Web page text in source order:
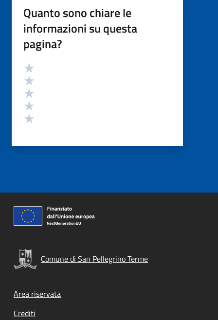
Quanto sono chiare le
informazioni su questa
pagina?
Valutazione
Comune di San Pellegrino Terme
Footer menu
Area riservata
Crediti